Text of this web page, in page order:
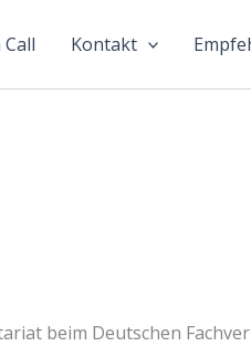
Kontakt
beim Deutschen